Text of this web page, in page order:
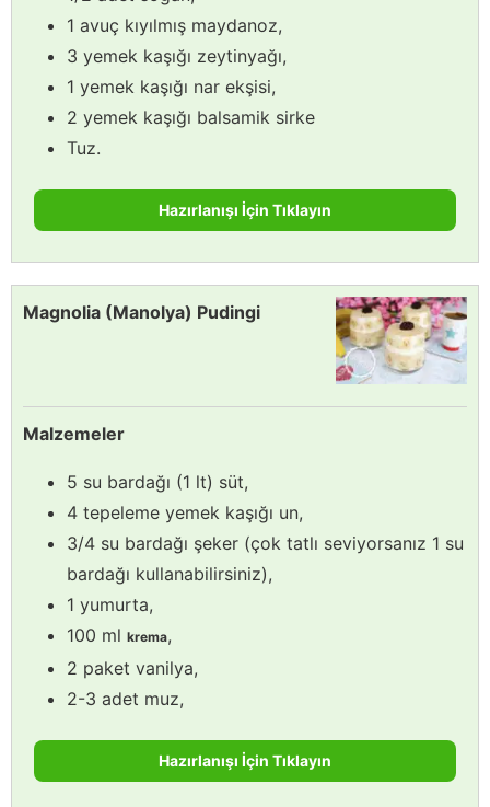
1 avuç kıyılmış maydanoz,
3 yemek kaşığı zeytinyağı,
1 yemek kaşığı nar ekşisi,
2 yemek kaşığı balsamik sirke
Tuz.
Hazırlanışı İçin Tıklayın
Magnolia (Manolya) Pudingi
Malzemeler
5 su bardağı (1 lt) süt,
4 tepeleme yemek kaşığı un,
3/4 su bardağı şeker (çok tatlı seviyorsanız 1 su
bardağı kullanabilirsiniz),
1 yumurta,
100 ml krema,
2 paket vanilya,
2-3 adet muz,
Hazırlanışı İçin Tıklayın